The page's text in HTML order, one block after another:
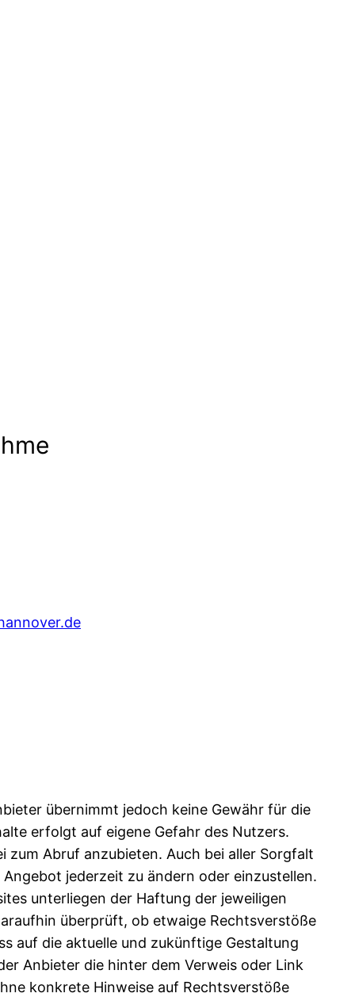
übernimmt jedoch keine Gewähr für die
erfolgt auf eigene Gefahr des Nutzers.
Abruf anzubieten. Auch bei aller Sorgfalt
jederzeit zu ändern oder einzustellen.
unterliegen der Haftung der jeweiligen
überprüft, ob etwaige Rechtsverstöße
auf die aktuelle und zukünftige Gestaltung
Anbieter die hinter dem Verweis oder Link
konkrete Hinweise auf Rechtsverstöße